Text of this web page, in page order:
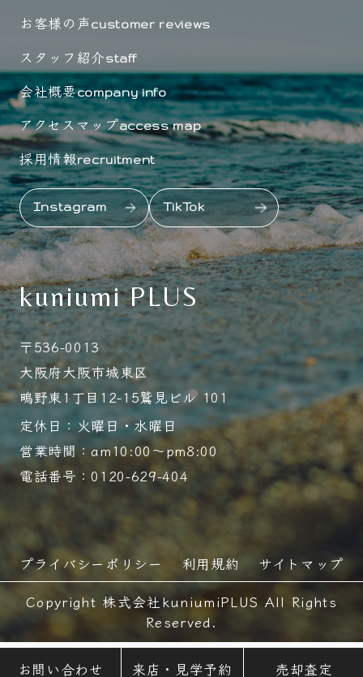
お客様の声customer reviews
スタッフ紹介staff
会社概要company info
アクセスマップaccess map
採用情報recruitment
Instagram TikTok
kuniumi PLUS
〒536-0013
大阪府大阪市城東区
鴫野東1丁目12-15鷲見ビル 101
定休日：火曜日・水曜日
営業時間：am10:00～pm8:00
電話番号：0120-629-404
プライバシーポリシー 利用規約
サイトマップ
Copyright 株式会社kuniumiPLUS All Rights
Reserved.
お問い合わせ 来店・見学予約 売却査定